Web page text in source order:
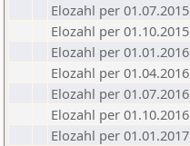
Elozahl per 01.07.2015
Elozahl per 01.10.2015
Elozahl per 01.01.2016
Elozahl per 01.04.2016
Elozahl per 01.07.2016
Elozahl per 01.10.2016
Elozahl per 01.01.2017